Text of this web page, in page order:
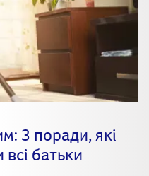
3 поради, які
батьки